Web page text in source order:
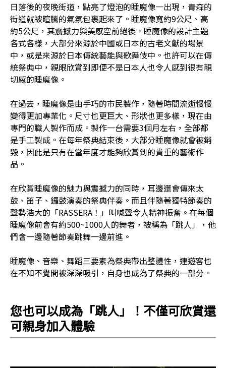
日落後的夜晚街道，點亮了燈泡的睡魔像一出現，青森的
街道就被暄騰的氣氛包裹起來了。睡魔像寬約9公尺、高
約5公尺，其震撼力與美感空前絕後。睡魔像的設計主題
各式各樣，大部分來源於中國或日本的古老文獻的場景
中，或是來源於日本傳統藝能與歌舞伎中。也許可以在傳
統祭典中，親眼欣賞到即便不是日本人也令人感到很有親
切感的睡魔像。
在過去，睡魔像是由手巧的市民製作，隨著時間流逝慢慢
變得更加專業化。尺寸也更巨大、形狀也更多樣，現在由
專門的職人製作而成。製作一台需要3個月左右，全部都
是手工製成。在每年祭典結束後，大部分睡魔像就會被銷
毀，因此是只有在當年度才能夠欣賞到的貴重的藝術作
品。
在欣賞睡魔像的魅力與震撼力的同時，耳邊還會傳來太
鼓、笛子、鑼鼓演奏的祭典伴奏。而且伴隨著獨特節奏的
聲勢浩大的「RASSERA！」叫喊聲令人精神振奮。在每個
睡魔像前會有約500~1000人的舞者，被稱為「跳人」，他
們會一邊隨著節奏跳舞一邊前進。
睡魔像、音樂、舞蹈三要素為祭典帶出整體性，連遊客也
在不知不覺間被深深吸引，自身也成為了祭典的一部分。
您也可以成為「跳人」！不僅可欣賞還
可親身加入體驗